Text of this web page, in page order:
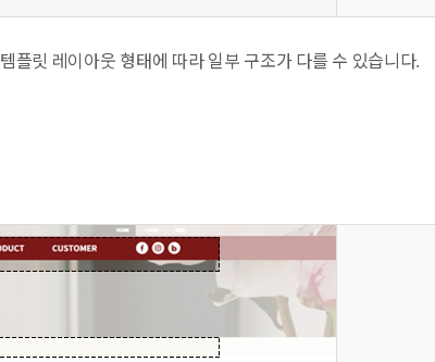
템플릿 레이아웃 형태에 따라 일부 구조가 다를 수 있습니다.